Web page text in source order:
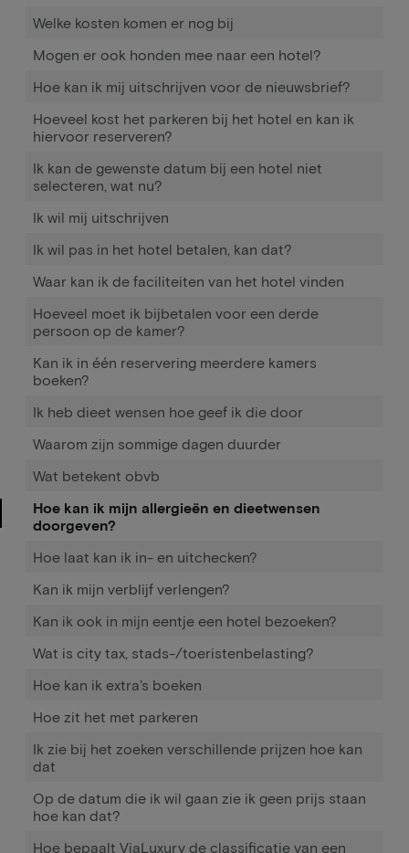
Welke kosten komen er nog bij
Mogen er ook honden mee naar een hotel?
Hoe kan ik mij uitschrijven voor de nieuwsbrief?
Hoeveel kost het parkeren bij het hotel en kan ik
hiervoor reserveren?
Ik kan de gewenste datum bij een hotel niet
selecteren, wat nu?
Ik wil mij uitschrijven
Ik wil pas in het hotel betalen, kan dat?
Waar kan ik de faciliteiten van het hotel vinden
Hoeveel moet ik bijbetalen voor een derde
persoon op de kamer?
Kan ik in één reservering meerdere kamers
boeken?
Ik heb dieet wensen hoe geef ik die door
Waarom zijn sommige dagen duurder
Wat betekent obvb
Hoe kan ik mijn allergieën en dieetwensen
doorgeven?
Hoe laat kan ik in- en uitchecken?
Kan ik mijn verblijf verlengen?
Kan ik ook in mijn eentje een hotel bezoeken?
Wat is city tax, stads-/toeristenbelasting?
Hoe kan ik extra's boeken
Hoe zit het met parkeren
Ik zie bij het zoeken verschillende prijzen hoe kan
dat
Op de datum die ik wil gaan zie ik geen prijs staan
hoe kan dat?
Hoe bepaalt ViaLuxury de classificatie van een